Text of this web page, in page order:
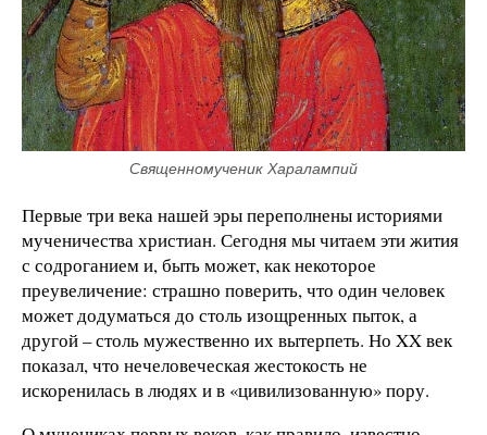
Священномученик Харалампий
Первые три века нашей эры переполнены историями
мученичества христиан. Сегодня мы читаем эти жития
с содроганием и, быть может, как некоторое
преувеличение: страшно поверить, что один человек
может додуматься до столь изощренных пыток, а
другой – столь мужественно их вытерпеть. Но XX век
показал, что нечеловеческая жестокость не
искоренилась в людях и в «цивилизованную» пору.